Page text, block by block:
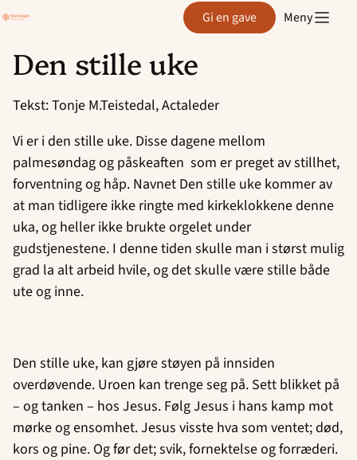
Hopp
innhold
Agder Gi en gave Meny
Den stille uke
Tekst: Tonje M.Teistedal, Actaleder
Vi er i den stille uke. Disse dagene mellom
palmesøndag og påskeaften som er preget av stillhet,
forventning og håp. Navnet Den stille uke kommer av
at man tidligere ikke ringte med kirkeklokkene denne
uka, og heller ikke brukte orgelet under
gudstjenestene. I denne tiden skulle man i størst mulig
grad la alt arbeid hvile, og det skulle være stille både
ute og inne.
Den stille uke, kan gjøre støyen på innsiden
overdøvende. Uroen kan trenge seg på. Sett blikket på
– og tanken – hos Jesus. Følg Jesus i hans kamp mot
mørke og ensomhet. Jesus visste hva som ventet; død,
kors og pine. Og før det; svik, fornektelse og forræderi.